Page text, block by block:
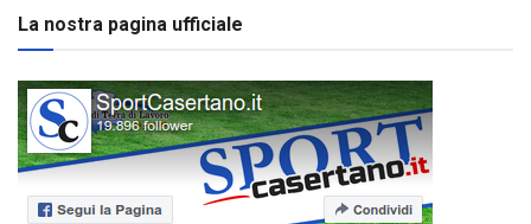
La nostra pagina ufficiale